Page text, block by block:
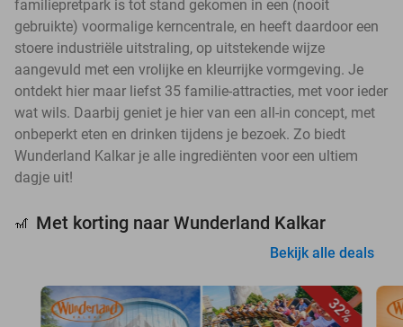
familiepretpark is tot stand gekomen in een (nooit
gebruikte) voormalige kerncentrale, en heeft daardoor een
stoere industriële uitstraling, op uitstekende wijze
aangevuld met een vrolijke en kleurrijke vormgeving. Je
ontdekt hier maar liefst 35 familie-attracties, met voor ieder
wat wils. Daarbij geniet je hier van een all-in concept, met
onbeperkt eten en drinken tijdens je bezoek. Zo biedt
Wunderland Kalkar je alle ingrediënten voor een ultiem
dagje uit!
🎢 Met korting naar Wunderland Kalkar
Bekijk alle deals
32%